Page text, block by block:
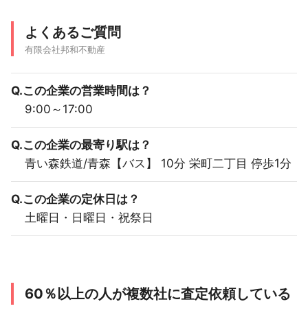
よくあるご質問
有限会社邦和不動産
Q.この企業の営業時間は？
9:00～17:00
Q.この企業の最寄り駅は？
青い森鉄道/青森【バス】 10分 栄町二丁目 停歩1分
Q.この企業の定休日は？
土曜日・日曜日・祝祭日
60％以上の人が複数社に査定依頼している